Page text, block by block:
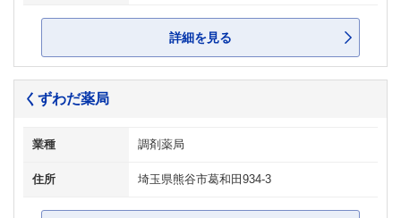
詳細を見る
くずわだ薬局
業種 調剤薬局
住所 埼玉県熊谷市葛和田934-3